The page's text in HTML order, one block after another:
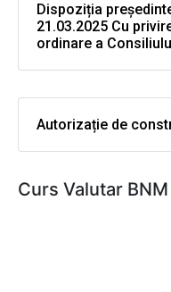
Dispoziția
21.03.2025 Cu
ordinare a
Autorizație de
Curs Valutar BNM